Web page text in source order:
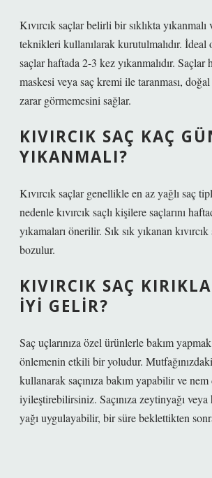
Kıvırcık saçlar belirli bir sıklıkta yıkanmalı
teknikleri kullanılarak kurutulmalıdır. İdeal
saçlar haftada 2-3 kez yıkanmalıdır. Saçlar
maskesi veya saç kremi ile taranması, doğal
zarar görmemesini sağlar.
KIVIRCIK SAÇ KAÇ
YIKANMALI?
Kıvırcık saçlar genellikle en az yağlı saç
nedenle kıvırcık saçlı kişilere saçlarını
yıkamaları önerilir. Sık sık yıkanan
bozulur.
KIVIRCIK SAÇ
IYI GELIR?
Saç uçlarınıza özel ürünlerle bakım yapmak
önlemenin etkili bir yoludur.
kullanarak saçınıza bakım yapabilir ve
iyileştirebilirsiniz. Saçınıza zeytinyağı
yağı uygulayabilir, bir süre beklettikten